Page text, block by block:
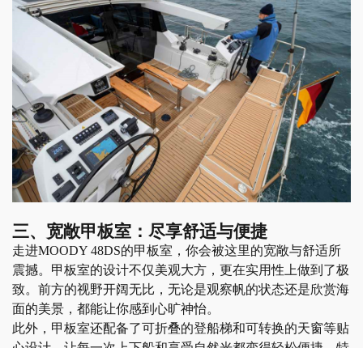
三、宽敞甲板室：尽享舒适与便捷
走进MOODY 48DS的甲板室，你会被这里的宽敞与舒适所
震撼。甲板室的设计不仅美观大方，更在实用性上做到了极
致。前方的视野开阔无比，无论是观察帆的状态还是欣赏海
面的美景，都能让你感到心旷神怡。
此外，甲板室还配备了可折叠的登船梯和可转换的天窗等贴